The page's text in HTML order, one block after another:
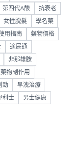
第四代A酸 抗衰老
女性脫髮 學名藥
用指南 藥物價格
適尿通
非那雄胺
藥物副作用
勁 早洩治療
利士 男士健康